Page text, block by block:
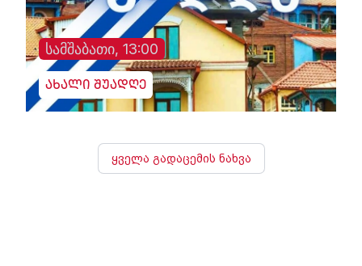
სამშაბათი, 13:00
ახალი შუადღე
ყველა გადაცემის ნახვა